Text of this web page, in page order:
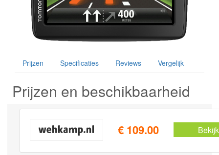
Prijzen Specificaties Reviews Vergelijk
Prijzen en beschikbaarheid
€ 109.00